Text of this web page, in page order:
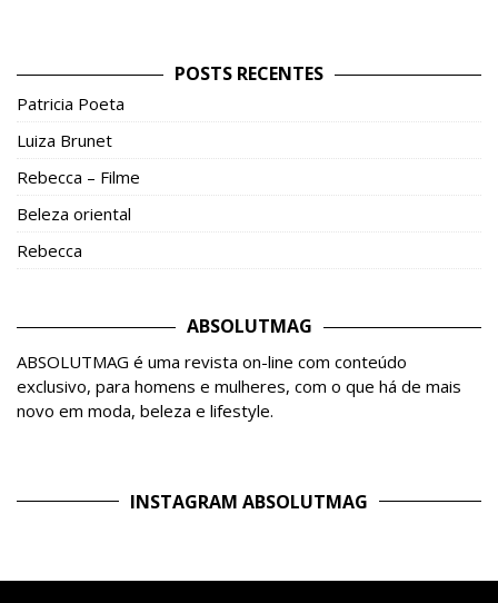
POSTS RECENTES
Patricia Poeta
Luiza Brunet
Rebecca – Filme
Beleza oriental
Rebecca
ABSOLUTMAG
ABSOLUTMAG é uma revista on-line com conteúdo
exclusivo, para homens e mulheres, com o que há de mais
novo em moda, beleza e lifestyle.
INSTAGRAM ABSOLUTMAG